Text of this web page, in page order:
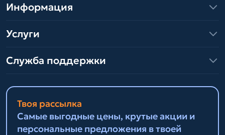
Информация
Услуги
Служба поддержки
Твоя рассылка
Самые выгодные цены, крутые акции и
персональные предложения в твоей